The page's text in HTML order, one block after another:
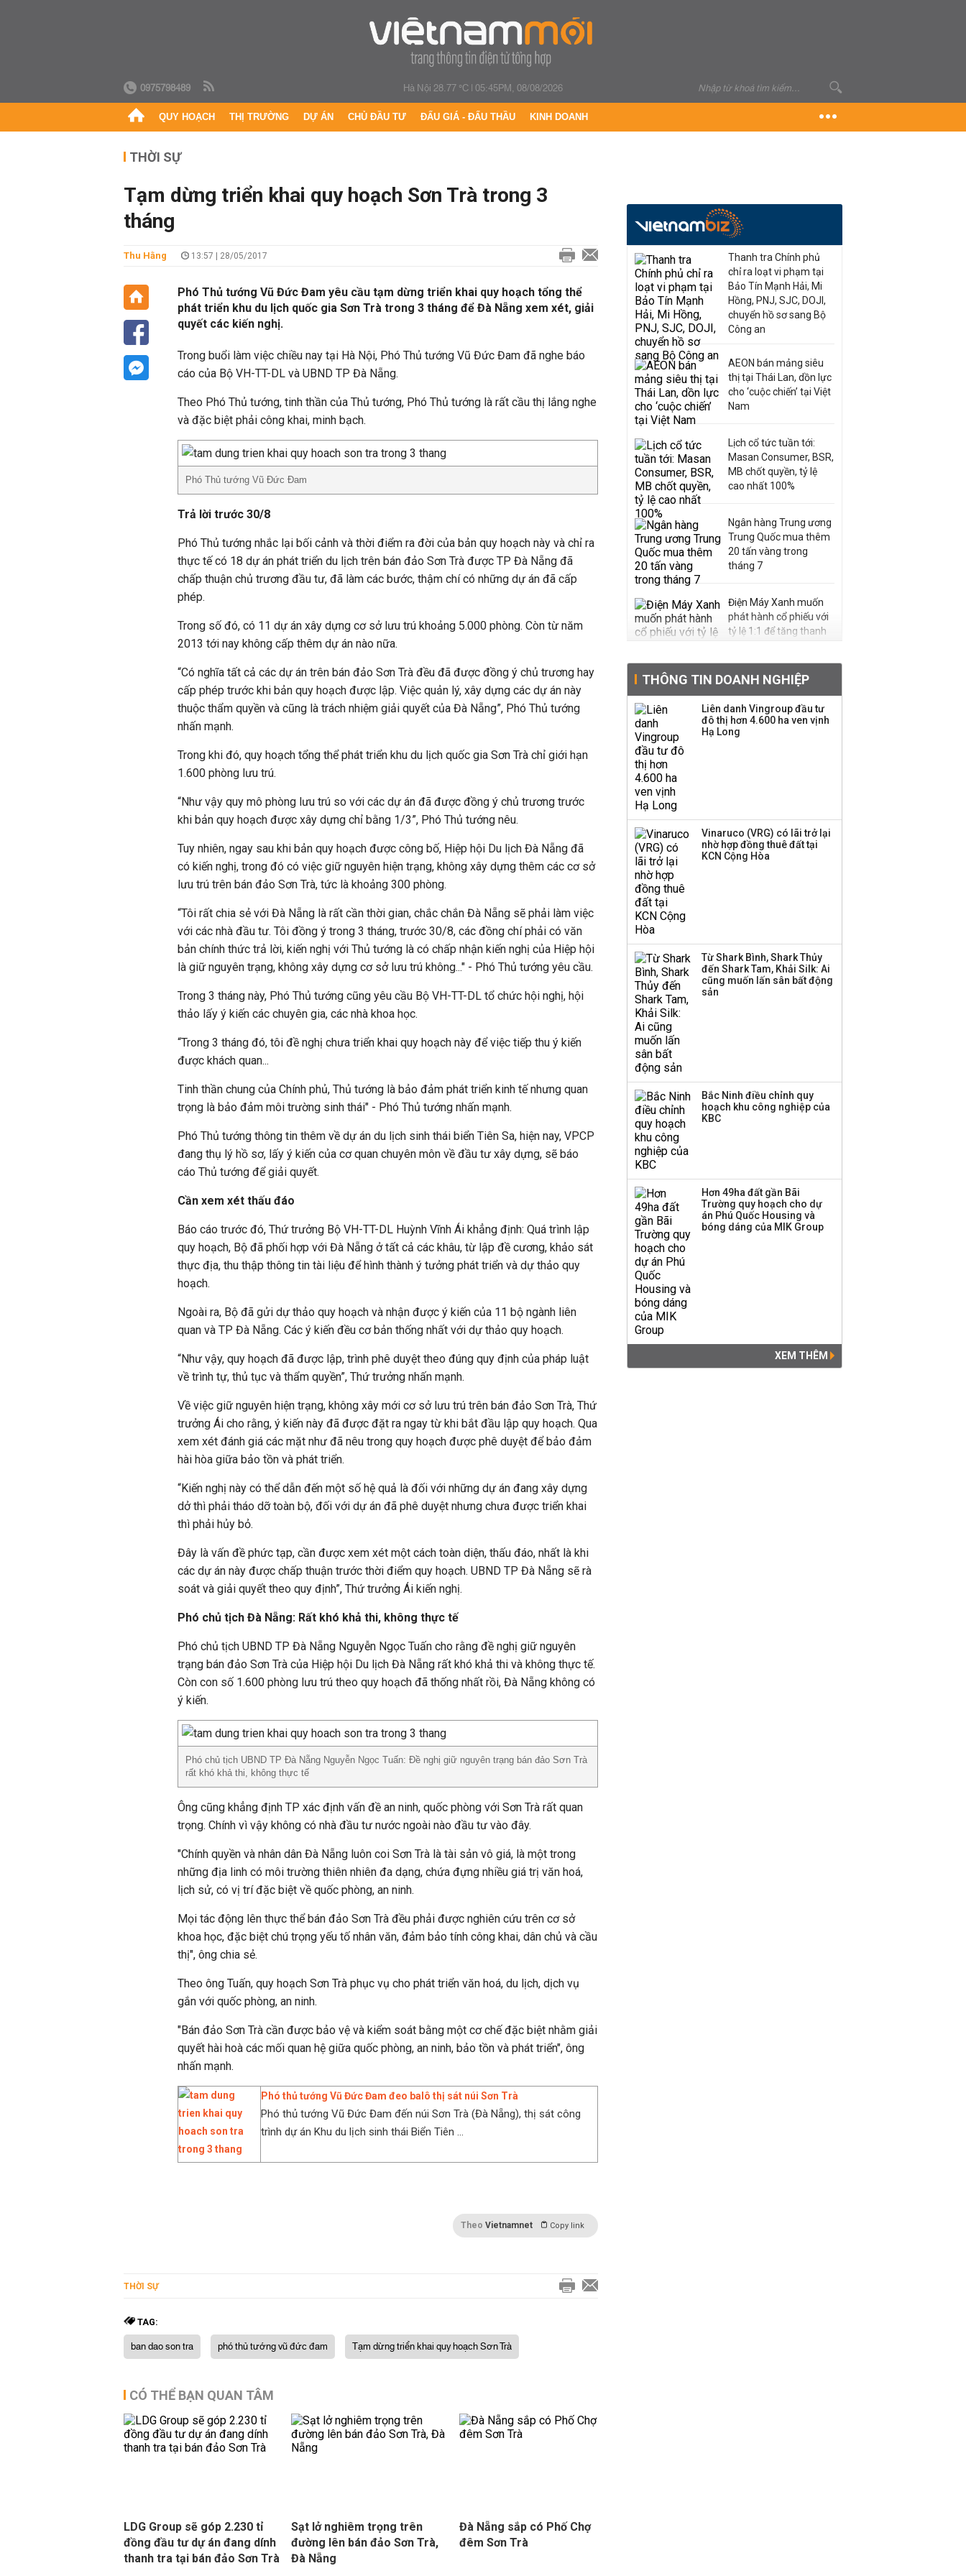
0975798489 Hà Nội 28.77 °C|05:45PM, 08/08/2026
QUY HOẠCH THỊ TRƯỜNG DỰ ÁN CHỦ ĐẦU TƯ ĐẤU GIÁ - ĐẤU THẦU KINH DOANH
THỜI SỰ
Tạm dừng triển khai quy hoạch Sơn Trà trong 3
tháng
Thu Hằng 13:57 | 28/05/2017
Phó Thủ tướng Vũ Đức Đam yêu cầu tạm dừng triển khai quy hoạch tổng thể
phát triển khu du lịch quốc gia Sơn Trà trong 3 tháng để Đà Nẵng xem xét, giải
quyết các kiến nghị.
Trong buổi làm việc chiều nay tại Hà Nội, Phó Thủ tướng Vũ Đức Đam đã nghe báo
cáo của Bộ VH-TT-DL và UBND TP Đà Nẵng.
Theo Phó Thủ tướng, tinh thần của Thủ tướng, Phó Thủ tướng là rất cầu thị lắng nghe
và đặc biệt phải công khai, minh bạch.
Phó Thủ tướng Vũ Đức Đam
Trả lời trước 30/8
Phó Thủ tướng nhắc lại bối cảnh và thời điểm ra đời của bản quy hoạch này và chỉ ra
thực tế có 18 dự án phát triển du lịch trên bán đảo Sơn Trà được TP Đà Nẵng đã
chấp thuận chủ trương đầu tư, đã làm các bước, thậm chí có những dự án đã cấp
phép.
Trong số đó, có 11 dự án xây dựng cơ sở lưu trú khoảng 5.000 phòng. Còn từ năm
2013 tới nay không cấp thêm dự án nào nữa.
“Có nghĩa tất cả các dự án trên bán đảo Sơn Trà đều đã được đồng ý chủ trương hay
cấp phép trước khi bản quy hoạch được lập. Việc quản lý, xây dựng các dự án này
thuộc thẩm quyền và cũng là trách nhiệm giải quyết của Đà Nẵng”, Phó Thủ tướng
nhấn mạnh.
Trong khi đó, quy hoạch tổng thể phát triển khu du lịch quốc gia Sơn Trà chỉ giới hạn
1.600 phòng lưu trú.
“Như vậy quy mô phòng lưu trú so với các dự án đã được đồng ý chủ trương trước
khi bản quy hoạch được xây dựng chỉ bằng 1/3”, Phó Thủ tướng nêu.
Tuy nhiên, ngay sau khi bản quy hoạch được công bố, Hiệp hội Du lịch Đà Nẵng đã
có kiến nghị, trong đó có việc giữ nguyên hiện trạng, không xây dựng thêm các cơ sở
lưu trú trên bán đảo Sơn Trà, tức là khoảng 300 phòng.
“Tôi rất chia sẻ với Đà Nẵng là rất cần thời gian, chắc chắn Đà Nẵng sẽ phải làm việc
với các nhà đầu tư. Tôi đồng ý trong 3 tháng, trước 30/8, các đồng chí phải có văn
bản chính thức trả lời, kiến nghị với Thủ tướng là có chấp nhận kiến nghị của Hiệp hội
là giữ nguyên trạng, không xây dựng cơ sở lưu trú không..." - Phó Thủ tướng yêu cầu.
Trong 3 tháng này, Phó Thủ tướng cũng yêu cầu Bộ VH-TT-DL tổ chức hội nghị, hội
thảo lấy ý kiến các chuyên gia, các nhà khoa học.
“Trong 3 tháng đó, tôi đề nghị chưa triển khai quy hoạch này để việc tiếp thu ý kiến
được khách quan...
Tinh thần chung của Chính phủ, Thủ tướng là bảo đảm phát triển kinh tế nhưng quan
trọng là bảo đảm môi trường sinh thái" - Phó Thủ tướng nhấn mạnh.
Phó Thủ tướng thông tin thêm về dự án du lịch sinh thái biển Tiên Sa, hiện nay, VPCP
đang thụ lý hồ sơ, lấy ý kiến của cơ quan chuyên môn về đầu tư xây dựng, sẽ báo
cáo Thủ tướng để giải quyết.
Cần xem xét thấu đáo
Báo cáo trước đó, Thứ trưởng Bộ VH-TT-DL Huỳnh Vĩnh Ái khẳng định: Quá trình lập
quy hoạch, Bộ đã phối hợp với Đà Nẵng ở tất cả các khâu, từ lập đề cương, khảo sát
thực địa, thu thập thông tin tài liệu để hình thành ý tưởng phát triển và dự thảo quy
hoạch.
Ngoài ra, Bộ đã gửi dự thảo quy hoạch và nhận được ý kiến của 11 bộ ngành liên
quan và TP Đà Nẵng. Các ý kiến đều cơ bản thống nhất với dự thảo quy hoạch.
“Như vậy, quy hoạch đã được lập, trình phê duyệt theo đúng quy định của pháp luật
về trình tự, thủ tục và thẩm quyền”, Thứ trưởng nhấn mạnh.
Về việc giữ nguyên hiện trạng, không xây mới cơ sở lưu trú trên bán đảo Sơn Trà, Thứ
trưởng Ái cho rằng, ý kiến này đã được đặt ra ngay từ khi bắt đầu lập quy hoạch. Qua
xem xét đánh giá các mặt như đã nêu trong quy hoạch được phê duyệt để bảo đảm
hài hòa giữa bảo tồn và phát triển.
“Kiến nghị này có thể dẫn đến một số hệ quả là đối với những dự án đang xây dựng
dở thì phải tháo dỡ toàn bộ, đối với dự án đã phê duyệt nhưng chưa được triển khai
thì phải hủy bỏ.
Đây là vấn đề phức tạp, cần được xem xét một cách toàn diện, thấu đáo, nhất là khi
các dự án này được chấp thuận trước thời điểm quy hoạch. UBND TP Đà Nẵng sẽ rà
soát và giải quyết theo quy định”, Thứ trưởng Ái kiến nghị.
Phó chủ tịch Đà Nẵng: Rất khó khả thi, không thực tế
Phó chủ tịch UBND TP Đà Nẵng Nguyễn Ngọc Tuấn cho rằng đề nghị giữ nguyên
trạng bán đảo Sơn Trà của Hiệp hội Du lịch Đà Nẵng rất khó khả thi và không thực tế.
Còn con số 1.600 phòng lưu trú theo quy hoạch đã thống nhất rồi, Đà Nẵng không có
ý kiến.
Phó chủ tịch UBND TP Đà Nẵng Nguyễn Ngọc Tuấn: Đề nghị giữ nguyên trạng bán đảo Sơn Trà
rất khó khả thi, không thực tế
Ông cũng khẳng định TP xác định vấn đề an ninh, quốc phòng với Sơn Trà rất quan
trọng. Chính vì vậy không có nhà đầu tư nước ngoài nào đầu tư vào đây.
"Chính quyền và nhân dân Đà Nẵng luôn coi Sơn Trà là tài sản vô giá, là một trong
những địa linh có môi trường thiên nhiên đa dạng, chứa đựng nhiều giá trị văn hoá,
lịch sử, có vị trí đặc biệt về quốc phòng, an ninh.
Mọi tác động lên thực thể bán đảo Sơn Trà đều phải được nghiên cứu trên cơ sở
khoa học, đặc biệt chú trọng yếu tố nhân văn, đảm bảo tính công khai, dân chủ và cầu
thị", ông chia sẻ.
Theo ông Tuấn, quy hoạch Sơn Trà phục vụ cho phát triển văn hoá, du lịch, dịch vụ
gắn với quốc phòng, an ninh.
"Bán đảo Sơn Trà cần được bảo vệ và kiểm soát bằng một cơ chế đặc biệt nhằm giải
quyết hài hoà các mối quan hệ giữa quốc phòng, an ninh, bảo tồn và phát triển", ông
nhấn mạnh.
Phó thủ tướng Vũ Đức Đam đeo balô thị sát núi Sơn Trà
Phó thủ tướng Vũ Đức Đam đến núi Sơn Trà (Đà Nẵng), thị sát công
trình dự án Khu du lịch sinh thái Biển Tiên ...
Theo Vietnamnet Copy link
THỜI SỰ
TAG:
ban dao son tra phó thủ tướng vũ đức đam Tạm dừng triển khai quy hoạch Sơn Trà
CÓ THỂ BẠN QUAN TÂM
LDG Group sẽ góp 2.230 tỉ
đồng đầu tư dự án đang dính
thanh tra tại bán đảo Sơn Trà
Sạt lở nghiêm trọng trên
đường lên bán đảo Sơn Trà,
Đà Nẵng
Đà Nẵng sắp có Phố Chợ
đêm Sơn Trà
Thanh tra Chính phủ
chỉ ra loạt vi phạm tại
Bảo Tín Mạnh Hải, Mi
Hồng, PNJ, SJC, DOJI,
chuyển hồ sơ sang Bộ
Công an
AEON bán mảng siêu
thị tại Thái Lan, dồn lực
cho ‘cuộc chiến’ tại Việt
Nam
Lịch cổ tức tuần tới:
Masan Consumer, BSR,
MB chốt quyền, tỷ lệ
cao nhất 100%
Ngân hàng Trung ương
Trung Quốc mua thêm
20 tấn vàng trong
tháng 7
Điện Máy Xanh muốn
phát hành cổ phiếu với
tỷ lệ 1:1 để tăng thanh
Sau nhịp điều chỉnh
mạnh, CTCK nhìn thấy
cơ hội ở nhóm cổ phiếu
nào?
hàng
TOP 10 ngân hàng lãi
Công ty 100 tỷ của
Huấn Hoa Hồng bỗng
dưng ‘biến mất’, một
THÔNG TIN DOANH NGHIỆP
Liên danh Vingroup đầu tư
đô thị hơn 4.600 ha ven vịnh
Hạ Long
Vinaruco (VRG) có lãi trở lại
nhờ hợp đồng thuê đất tại
KCN Cộng Hòa
Từ Shark Bình, Shark Thủy
đến Shark Tam, Khải Silk: Ai
cũng muốn lấn sân bất động
sản
Bắc Ninh điều chỉnh quy
hoạch khu công nghiệp của
KBC
Hơn 49ha đất gần Bãi
Trường quy hoạch cho dự
án Phú Quốc Housing và
bóng dáng của MIK Group
XEM THÊM